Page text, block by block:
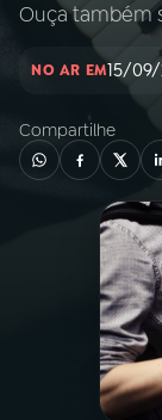
INÍCIO
02 A
Ouça também
NO AR EM15/09/
Compartilhe